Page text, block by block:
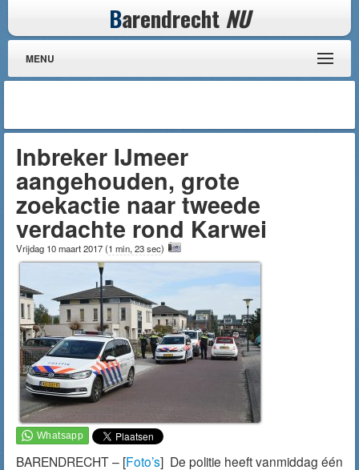
Barendrecht NU
MENU
Inbreker IJmeer
aangehouden, grote
zoekactie naar tweede
verdachte rond Karwei
Vrijdag 10 maart 2017(1 min, 23 sec)
BARENDRECHT – [Foto’s] De politie heeftvanmiddag één